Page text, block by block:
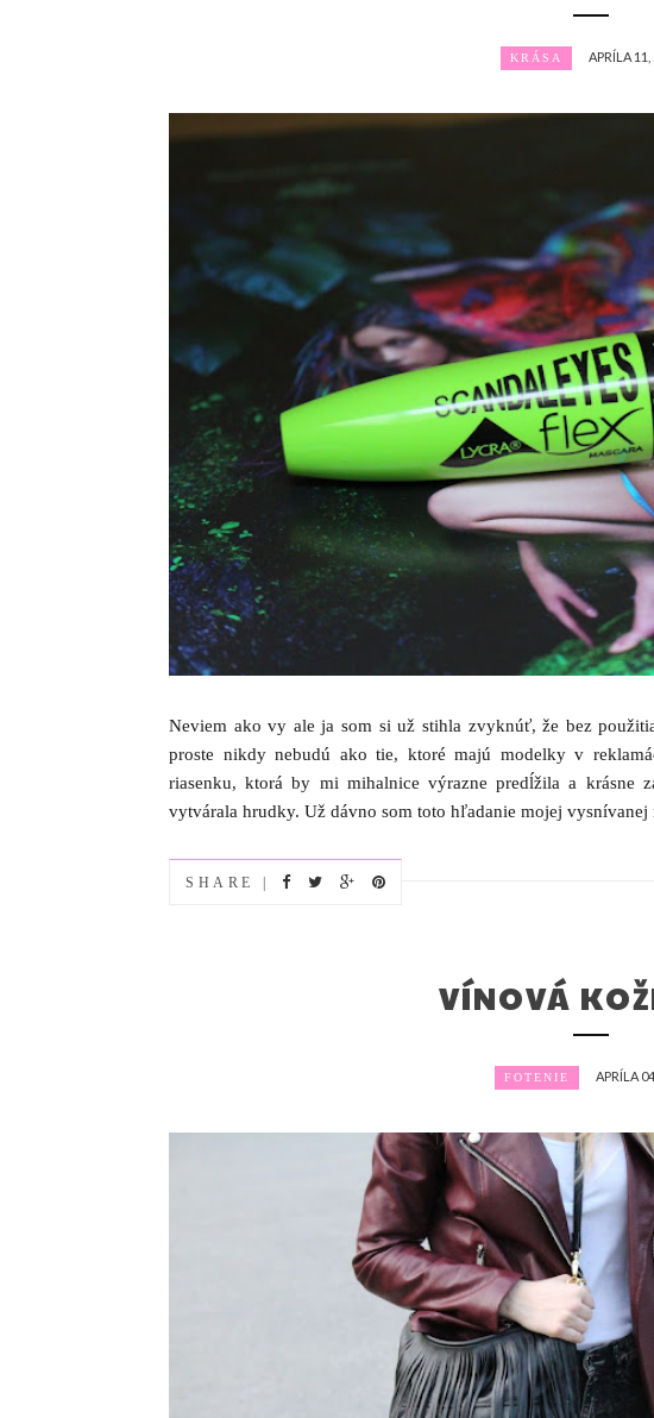
KRÁSA APRÍLA 11,
Neviem ako vy ale ja som si už stihla zvyknúť, že bez
proste nikdy nebudú ako tie, ktoré majú modelky v
riasenku, ktorá by mi mihalnice výrazne predĺžila a krásne
vytvárala hrudky. Už dávno som toto hľadanie mojej vysnívanej
SHARE |
VÍNOVÁ
FOTENIE APRÍLA